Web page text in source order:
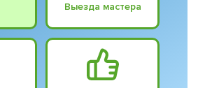
Выезда мастера